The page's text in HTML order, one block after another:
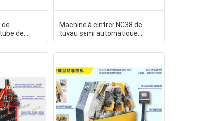
de
de
Machine à cintrer NC38 de
tuyau semi automatique
hydraulique 0,15 degrés de